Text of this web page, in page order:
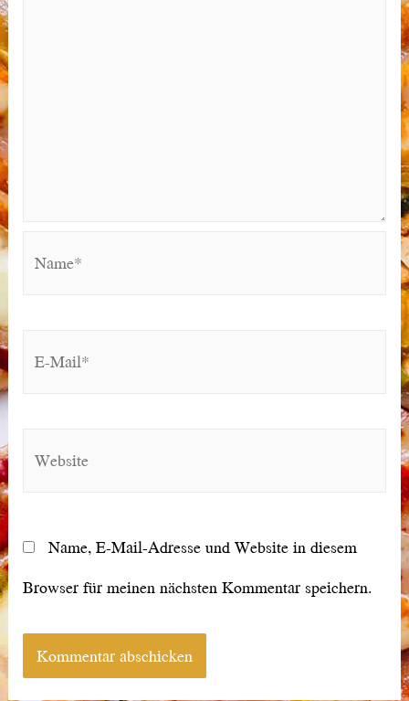
Name, E-Mail-Adresse und Website in diesem
Browser für meinen nächsten Kommentar speichern.